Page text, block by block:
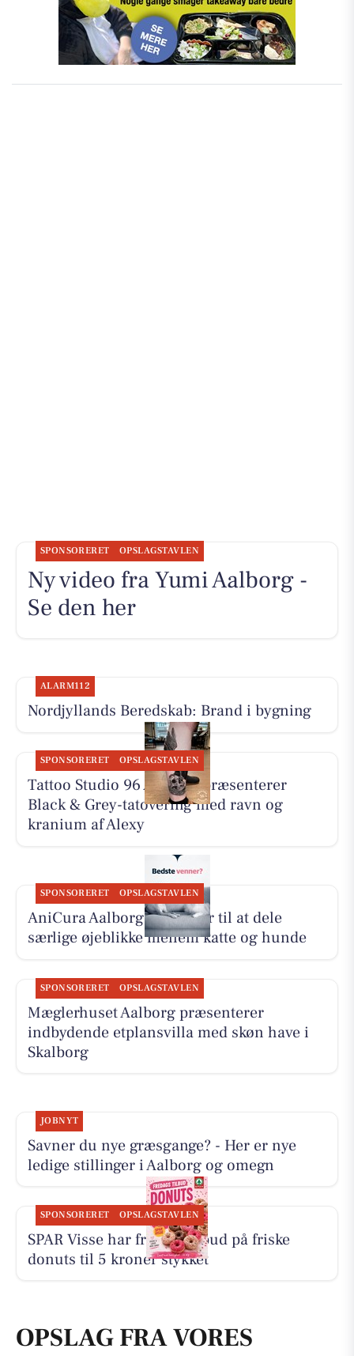
SPONSORERET OPSLAGSTAVLEN
Ny video fra Yumi Aalborg -
Se den her
ALARM112
Nordjyllands Beredskab: Brand i bygning
SPONSORERET OPSLAGSTAVLEN
Tattoo Studio 96 Aalborg præsenterer
Black & Grey-tatovering med ravn og
kranium af Alexy
SPONSORERET OPSLAGSTAVLEN
AniCura Aalborg opfordrer til at dele
særlige øjeblikke mellem katte og hunde
SPONSORERET OPSLAGSTAVLEN
Mæglerhuset Aalborg præsenterer
indbydende etplansvilla med skøn have i
Skalborg
JOBNYT
Savner du nye græsgange? - Her er nye
ledige stillinger i Aalborg og omegn
SPONSORERET OPSLAGSTAVLEN
SPAR Visse har fredagstilbud på friske
donuts til 5 kroner stykket
OPSLAG FRA VORES